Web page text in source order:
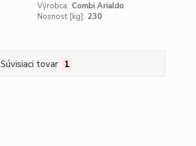
Výrobca: Combi Arialdo
Nosnosť [kg]: 230
Súvisiaci tovar 1